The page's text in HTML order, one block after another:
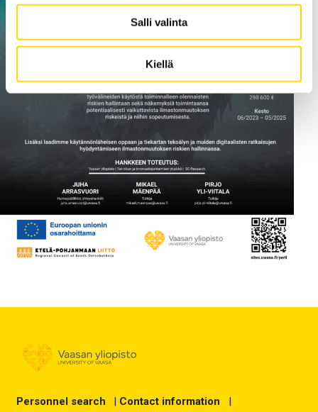
Salli valinta
Kiellä
Personnel search | Contact information |